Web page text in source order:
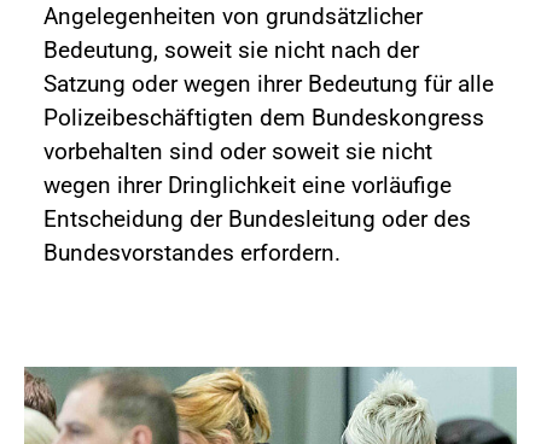
Angelegenheiten von grundsätzlicher
Bedeutung, soweit sie nicht nach der
Satzung oder wegen ihrer Bedeutung für alle
Polizeibeschäftigten dem Bundeskongress
vorbehalten sind oder soweit sie nicht
wegen ihrer Dringlichkeit eine vorläufige
Entscheidung der Bundesleitung oder des
Bundesvorstandes erfordern.